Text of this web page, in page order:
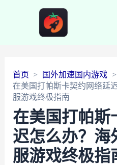
首页
国外加速国内游戏
在美国打帕斯卡契约网络延
服游戏终极指南
在美国打帕斯
迟怎么办？海
服游戏终极指